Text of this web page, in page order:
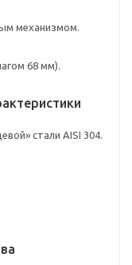
механизмом.
68 мм).
стали AISI 304.